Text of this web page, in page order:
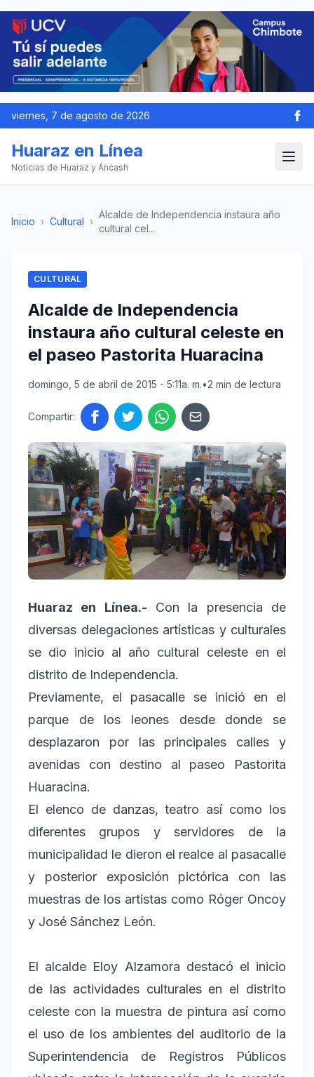
viernes, 7 de agosto de 2026
Huaraz en Línea
Noticias de Huaraz y Áncash
Inicio › Cultural ›
Alcalde de Independencia instaura año
cultural cel...
CULTURAL
Alcalde de Independencia
instaura año cultural celeste en
el paseo Pastorita Huaracina
domingo, 5 de abril de 2015 - 5:11a. m.•2 min de lectura
Compartir:
Huaraz en Línea.- Con la presencia de
diversas delegaciones artísticas y culturales
se dio inicio al año cultural celeste en el
distrito de Independencia.
Previamente, el pasacalle se inició en el
parque de los leones desde donde se
desplazaron por las principales calles y
avenidas con destino al paseo Pastorita
Huaracina.
El elenco de danzas, teatro así como los
diferentes grupos y servidores de la
municipalidad le dieron el realce al pasacalle
y posterior exposición pictórica con las
muestras de los artistas como Róger Oncoy
y José Sánchez León.
El alcalde Eloy Alzamora destacó el inicio
de las actividades culturales en el distrito
celeste con la muestra de pintura así como
el uso de los ambientes del auditorio de la
Superintendencia de Registros Públicos